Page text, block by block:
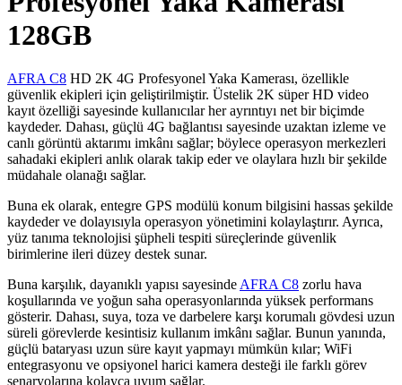
128GB
AFRA C8 HD 2K 4G Profesyonel Yaka Kamerası, özellikle
güvenlik ekipleri için geliştirilmiştir. Üstelik 2K süper HD video
kayıt özelliği sayesinde kullanıcılar her ayrıntıyı net bir biçimde
kaydeder. Dahası, güçlü 4G bağlantısı sayesinde uzaktan izleme ve
canlı görüntü aktarımı imkânı sağlar; böylece operasyon merkezleri
sahadaki ekipleri anlık olarak takip eder ve olaylara hızlı bir şekilde
müdahale olanağı sağlar.
Buna ek olarak, entegre GPS modülü konum bilgisini hassas şekilde
kaydeder ve dolayısıyla operasyon yönetimini kolaylaştırır. Ayrıca,
yüz tanıma teknolojisi şüpheli tespiti süreçlerinde güvenlik
birimlerine ileri düzey destek sunar.
Buna karşılık, dayanıklı yapısı sayesinde AFRA C8 zorlu hava
koşullarında ve yoğun saha operasyonlarında yüksek performans
gösterir. Dahası, suya, toza ve darbelere karşı korumalı gövdesi uzun
süreli görevlerde kesintisiz kullanım imkânı sağlar. Bunun yanında,
güçlü bataryası uzun süre kayıt yapmayı mümkün kılar; WiFi
entegrasyonu ve opsiyonel harici kamera desteği ile farklı görev
senaryolarına kolayca uyum sağlar.